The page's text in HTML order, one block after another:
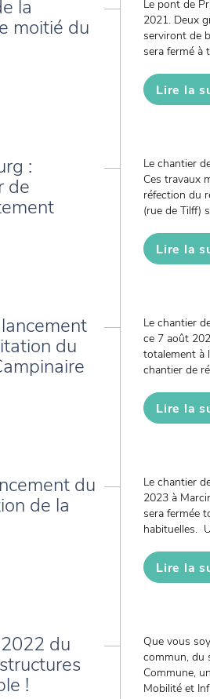
la
moitié du
Le pont de
2021. Deux
serviront de
sera fermé à
Lire la
:
de
Le chantier
Ces travaux
réfection du
(rue de Tilff)
Lire la
du
Le chantier
ce 7 août
totalement à
chantier de
Lire la
du
de la
Le chantier
2023 à
sera fermée
habituelles.
Lire la
du
!
Que vous
commun, du
Commune,
Mobilité et